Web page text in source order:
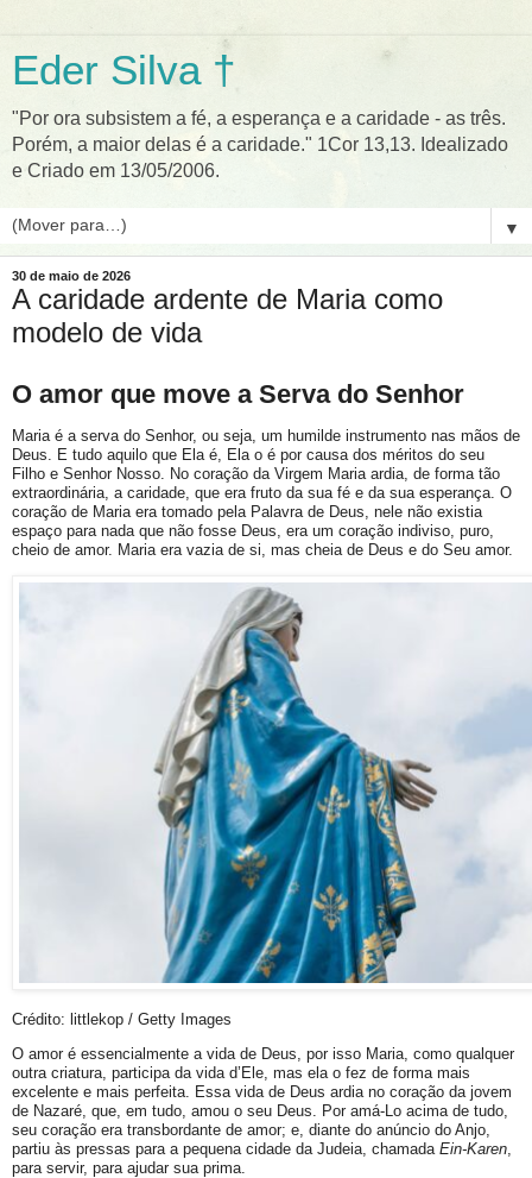
Eder Silva †
"Por ora subsistem a fé, a esperança e a caridade - as três.
Porém, a maior delas é a caridade." 1Cor 13,13. Idealizado
e Criado em 13/05/2006.
▼
30 de maio de 2026
A caridade ardente de Maria como
modelo de vida
O amor que move a Serva do Senhor
Maria é a serva do Senhor, ou seja, um humilde instrumento nas mãos de
Deus. E tudo aquilo que Ela é, Ela o é por causa dos méritos do seu
Filho e Senhor Nosso. No coração da Virgem Maria ardia, de forma tão
extraordinária, a caridade, que era fruto da sua fé e da sua esperança. O
coração de Maria era tomado pela Palavra de Deus, nele não existia
espaço para nada que não fosse Deus, era um coração indiviso, puro,
cheio de amor. Maria era vazia de si, mas cheia de Deus e do Seu amor.
Crédito: littlekop / Getty Images
O amor é essencialmente a vida de Deus, por isso Maria, como qualquer
outra criatura, participa da vida d’Ele, mas ela o fez de forma mais
excelente e mais perfeita. Essa vida de Deus ardia no coração da jovem
de Nazaré, que, em tudo, amou o seu Deus. Por amá-Lo acima de tudo,
seu coração era transbordante de amor; e, diante do anúncio do Anjo,
partiu às pressas para a pequena cidade da Judeia, chamada Ein-Karen
para servir, para ajudar sua prima.